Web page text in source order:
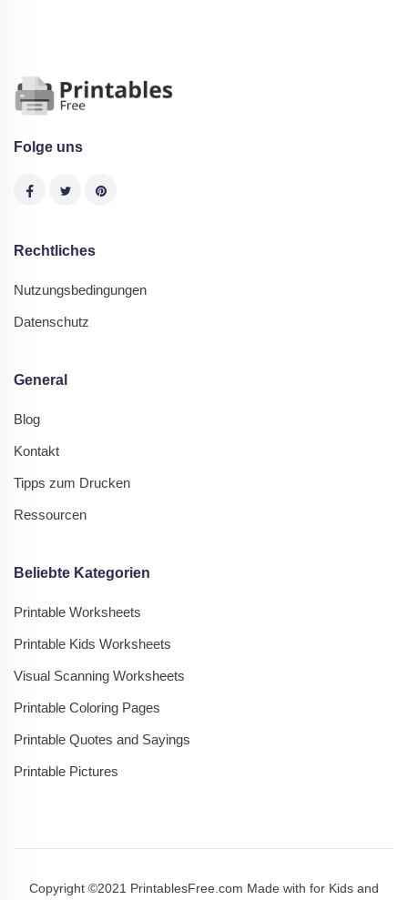
Folge uns
Rechtliches
Nutzungsbedingungen
Datenschutz
General
Blog
Kontakt
Tipps zum Drucken
Ressourcen
Beliebte Kategorien
Printable Worksheets
Printable Kids Worksheets
Visual Scanning Worksheets
Printable Coloring Pages
Printable Quotes and Sayings
Printable Pictures
Copyright ©2021 PrintablesFree.com Made with for Kids and